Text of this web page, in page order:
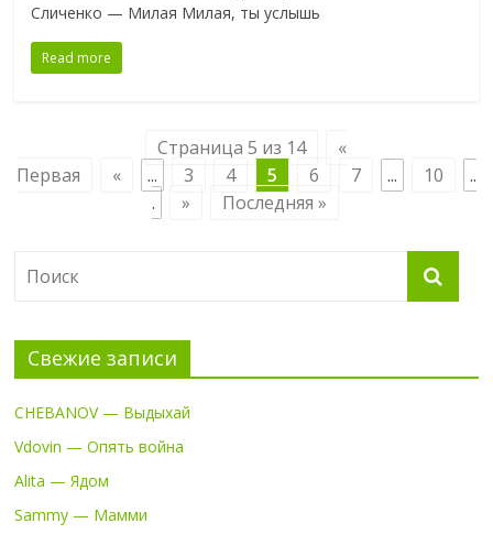
Сличенко — Милая Милая, ты услышь
Read more
Страница 5 из 14
«
Первая
« ... 3 4 5 6 7 ... 10
..
.
» Последняя »
Свежие записи
CHEBANOV — Выдыхай
Vdovin — Опять война
Alita — Ядом
Sammy — Мамми